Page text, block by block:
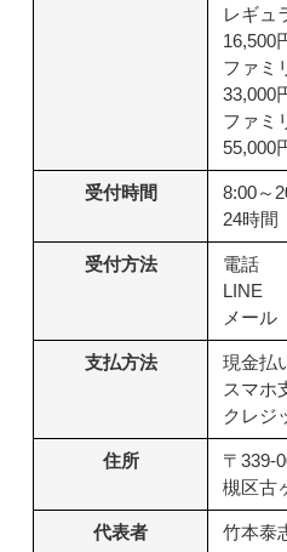
レギュ
16,500
ファミ
33,000
ファミ
55,000
受付時間
8:00～
24時間
受付方法
電話
LINE
メール
支払方法
現金払
スマホ
クレジ
住所
〒339-
槻区古
代表者 竹本泰